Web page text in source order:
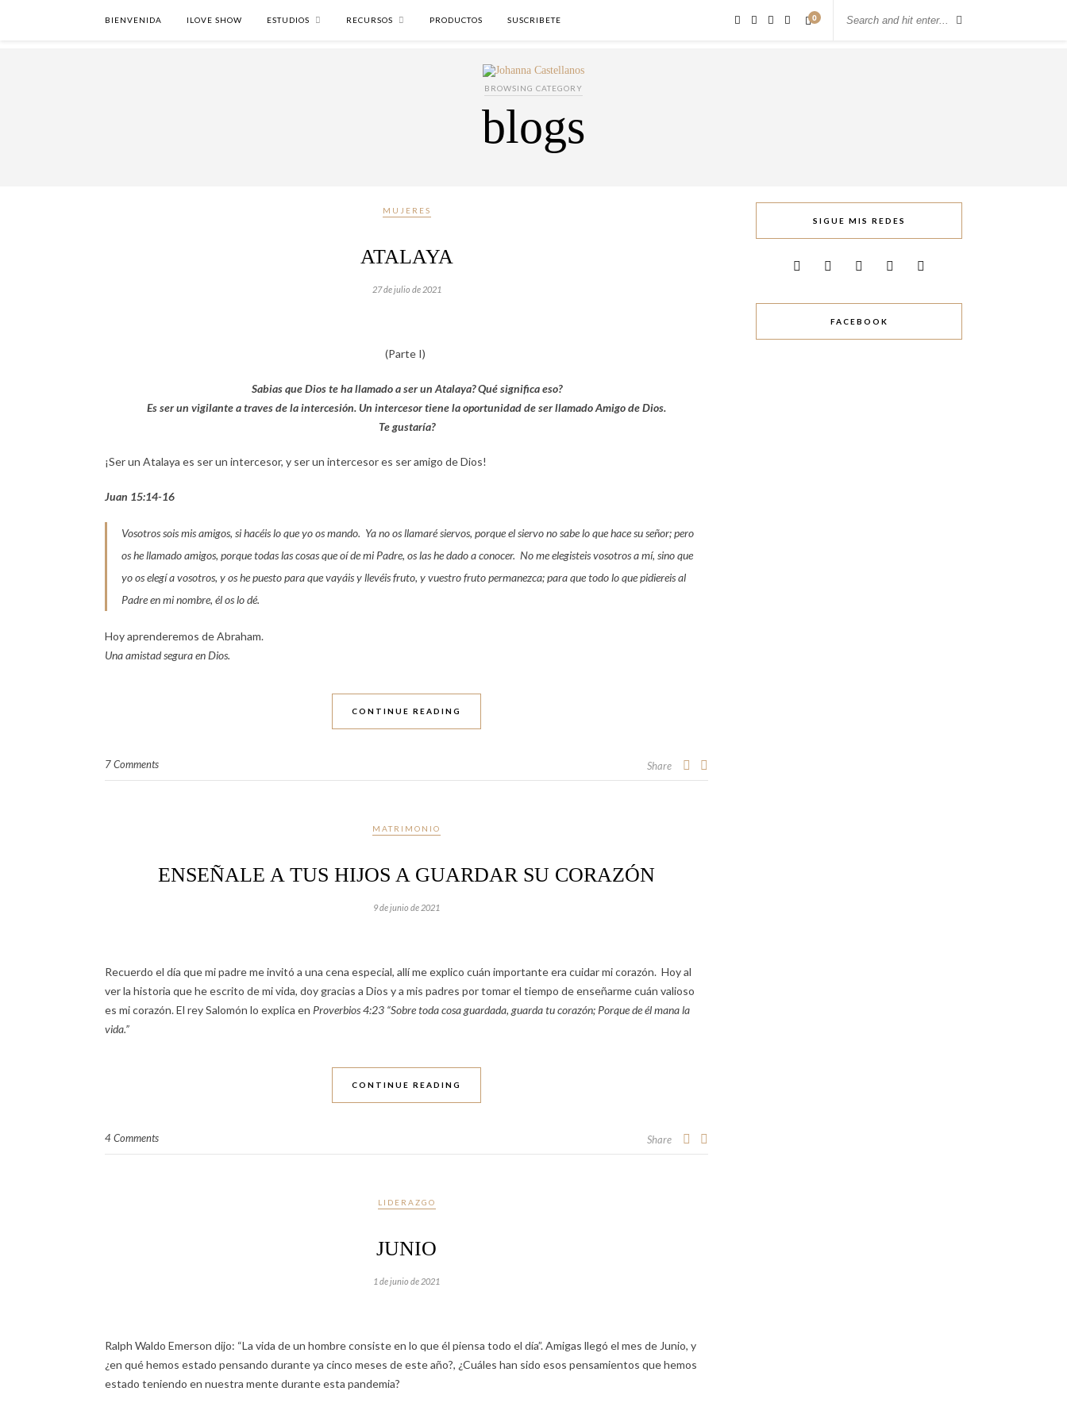
BIENVENIDA ILOVE SHOW ESTUDIOS RECURSOS PRODUCTOS SUSCRIBETE 0
BROWSING CATEGORY
blogs
MUJERES
ATALAYA
27 de julio de 2021
(Parte I)
Sabias que Dios te ha llamado a ser un Atalaya? Qué significa eso?
Es ser un vigilante a traves de la intercesión. Un intercesor tiene la oportunidad de ser llamado Amigo de Dios.
Te gustaría?
¡Ser un Atalaya es ser un intercesor, y ser un intercesor es ser amigo de Dios!
Juan 15:14-16
Vosotros sois mis amigos, si hacéis lo que yo os mando. Ya no os llamaré siervos, porque el siervo no sabe lo que hace su señor; pero
os he llamado amigos, porque todas las cosas que oí de mi Padre, os las he dado a conocer. No me elegisteis vosotros a mí, sino que
yo os elegí a vosotros, y os he puesto para que vayáis y llevéis fruto, y vuestro fruto permanezca; para que todo lo que pidiereis al
Padre en mi nombre, él os lo dé.
Hoy aprenderemos de Abraham.
Una amistad segura en Dios.
CONTINUE READING
7 Comments Share
MATRIMONIO
ENSEÑALE A TUS HIJOS A GUARDAR SU CORAZÓN
9 de junio de 2021
Recuerdo el día que mi padre me invitó a una cena especial, allíme explico cuán importante era cuidar mi corazón. Hoy al
ver la historia que he escrito de mi vida, doy gracias a Dios y a mis padres por tomar el tiempo de enseñarme cuán valioso
es mi corazón. El rey Salomón lo explica en Proverbios 4:23 “Sobre toda cosa guardada, guarda tu corazón; Porque de él mana la
vida.”
CONTINUE READING
4 Comments Share
LIDERAZGO
JUNIO
1 de junio de 2021
Ralph Waldo Emerson dijo: “La vida de un hombre consiste en lo que él piensa todo el día”. Amigas llegó el mes de Junio, y
¿en qué hemos estado pensando durante ya cinco meses de este año?, ¿Cuáles han sido esos pensamientos que hemos
estado teniendo en nuestra mente durante esta pandemia?
SIGUE MIS REDES
FACEBOOK